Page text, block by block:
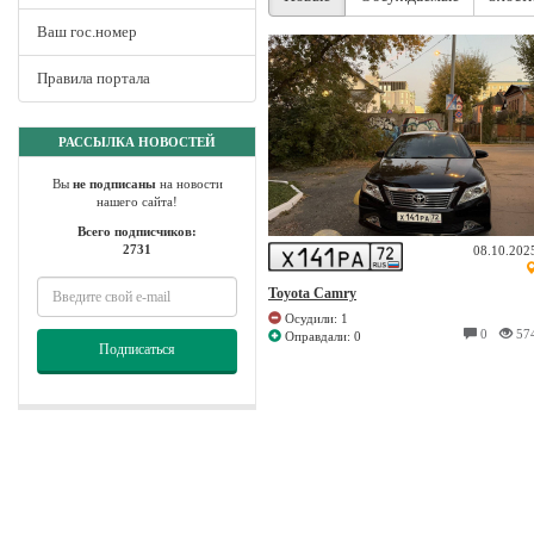
Ваш гос.номер
Правила портала
РАССЫЛКА НОВОСТЕЙ
Вы не подписанына новости
нашего сайта!
Всего подписчиков:
2731
Подписаться
Toyota Camry
Осудили: 1
Оправдали: 0
0